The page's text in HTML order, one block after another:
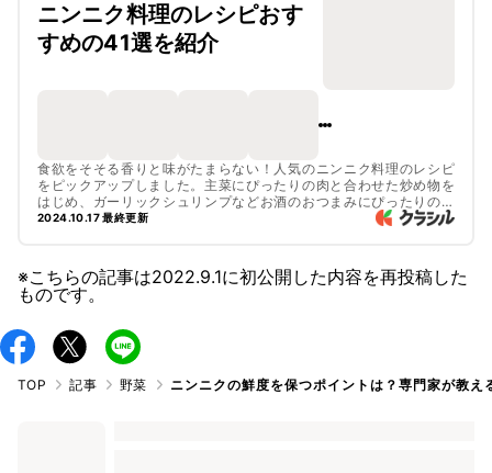
ニンニク料理のレシピおす
すめの41選を紹介
食欲をそそる香りと味がたまらない！人気のニンニク料理のレシピ
をピックアップしました。主菜にぴったりの肉と合わせた炒め物を
はじめ、ガーリックシュリンプなどお酒のおつまみにぴったりのレ
シピもありますよ。ぜひチェックしてみてくださいね。
2024.10.17 最終更新
※こちらの記事は2022.9.1に初公開した内容を再投稿した
ものです。
TOP 記事 野菜 ニンニクの鮮度を保つポイントは？専門家が教